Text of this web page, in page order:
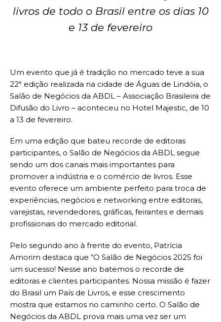
livros de todo o Brasil entre os dias 10
e 13 de fevereiro
Um evento que já é tradição no mercado teve a sua
22ª edição realizada na cidade de Águas de Lindóia, o
Salão de Negócios da ABDL – Associação Brasileira de
Difusão do Livro – aconteceu no Hotel Majestic, de 10
a 13 de fevereiro.
Em uma edição que bateu recorde de editoras
participantes, o Salão de Negócios da ABDL segue
sendo um dos canais mais importantes para
promover a indústria e o comércio de livros. Esse
evento oferece um ambiente perfeito para troca de
experiências, negócios e networking entre editoras,
varejistas, revendedores, gráficas, feirantes e demais
profissionais do mercado editorial.
Pelo segundo ano à frente do evento, Patrícia
Amorim destaca que “O Salão de Negócios 2025 foi
um sucesso! Nesse ano batemos o recorde de
editoras e clientes participantes. Nossa missão é fazer
do Brasil um País de Livros, e esse crescimento
mostra que estamos no caminho certo. O Salão de
Negócios da ABDL prova mais uma vez ser um